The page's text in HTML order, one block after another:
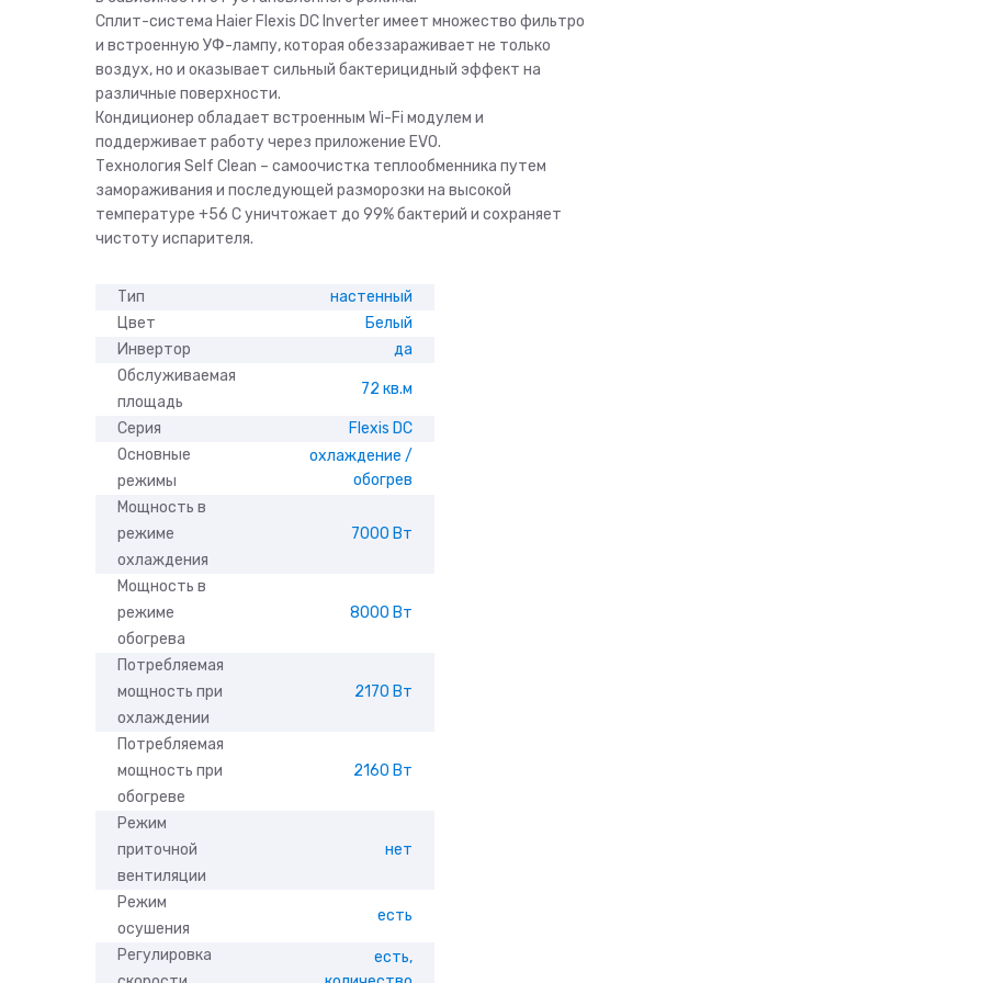
Сплит-система Haier Flexis DC Inverter имеет множество фильтро
и встроенную УФ-лампу, которая обеззараживает не только
воздух, но и оказывает сильный бактерицидный эффект на
различные поверхности.
Кондиционер обладает встроенным Wi-Fi модулем и
поддерживает работу через приложение EVO.
Технология Self Clean – самоочистка теплообменника путем
замораживания и последующей разморозки на высокой
температуре +56 C уничтожает до 99% бактерий и сохраняет
чистоту испарителя.
Тип
настенный
Цвет
Белый
Инвертор
да
Обслуживаемая
площадь
72 кв.м
Серия
Flexis DC
Основные
режимы
охлаждение /
обогрев
Мощность в
режиме
охлаждения
7000 Вт
Мощность в
режиме
обогрева
8000 Вт
Потребляемая
мощность при
охлаждении
2170 Вт
Потребляемая
мощность при
обогреве
2160 Вт
Режим
приточной
вентиляции
нет
Режим
осушения
есть
Регулировка
есть,